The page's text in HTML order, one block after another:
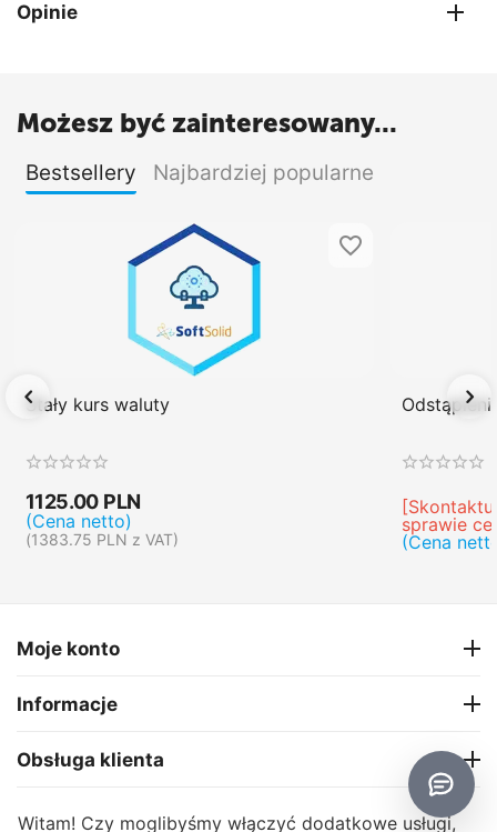
Opinie
Możesz być zainteresowany...
Bestsellery Najbardziej popularne
Stały kurs waluty
1125.00 PLN
(Cena netto)
(1383.75 PLN z VAT)
sprawie
(Cena
Moje konto
Informacje
Obsługa klienta
O firmie
Witam! Czy moglibyśmy włączyć dodatkowe usługi,